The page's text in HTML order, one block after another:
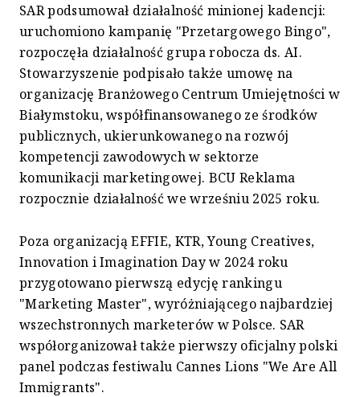
SAR podsumował działalność minionej kadencji:
uruchomiono kampanię "Przetargowego Bingo",
rozpoczęła działalność grupa robocza ds. AI.
Stowarzyszenie podpisało także umowę na
organizację Branżowego Centrum Umiejętności w
Białymstoku, współfinansowanego ze środków
publicznych, ukierunkowanego na rozwój
kompetencji zawodowych w sektorze
komunikacji marketingowej. BCU Reklama
rozpocznie działalność we wrześniu 2025 roku.
Poza organizacją EFFIE, KTR, Young Creatives,
Innovation i Imagination Day w 2024 roku
przygotowano pierwszą edycję rankingu
"Marketing Master", wyróżniającego najbardziej
wszechstronnych marketerów w Polsce. SAR
współorganizował także pierwszy oficjalny polski
panel podczas festiwalu Cannes Lions "We Are All
Immigrants".